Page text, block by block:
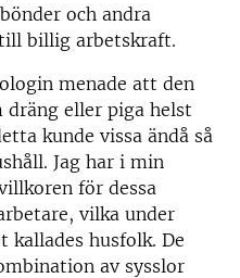
och andra
billig arbetskraft.
menade att den
dräng eller piga helst
kunde vissa ändå så
Jag har i min
för dessa
vilka under
kallades husfolk. De
av sysslor